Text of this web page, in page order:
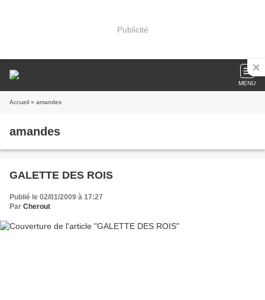
Publicité
MENU
Accueil » amandes
amandes
GALETTE DES ROIS
Publié le 02/01/2009 à 17:27
Par Cherout